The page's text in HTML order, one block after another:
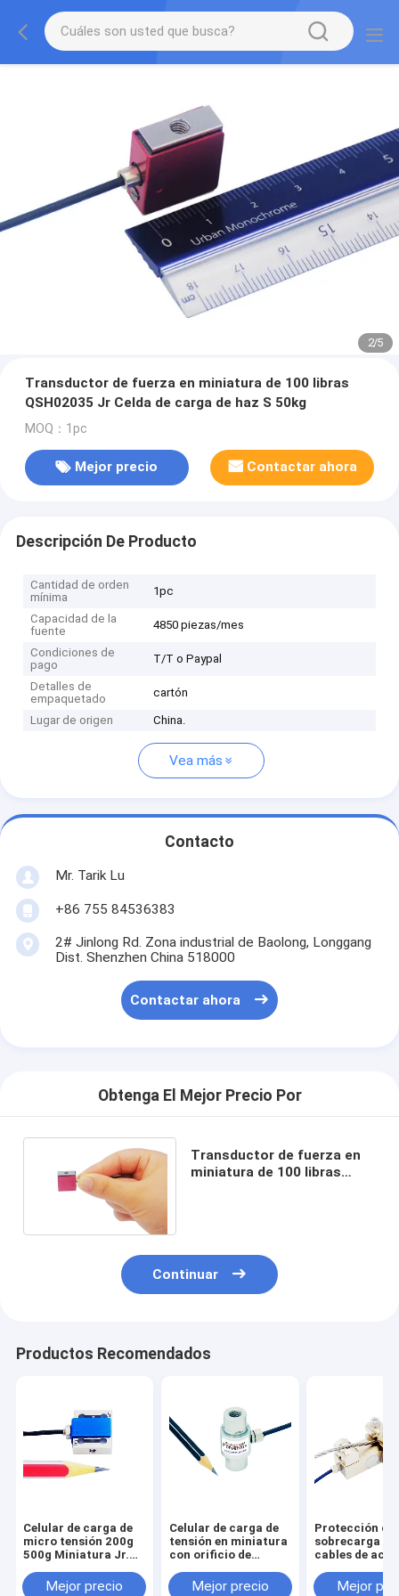
2/5
Transductor de fuerza en miniatura de 100 libras
QSH02035 Jr Celda de carga de haz S 50kg
MOQ：1pc
Mejor precio Contactar ahora
Descripción De Producto
Cantidad de orden
mínima
1pc
Capacidad de la
fuente
4850 piezas/mes
Condiciones de
pago
T/T o Paypal
Detalles de
empaquetado
cartón
Lugar de origen China.
Vea más
Contacto
Mr. Tarik Lu
+86 755 84536383
2# Jinlong Rd. Zona industrial de Baolong, Longgang
Dist. Shenzhen China 518000
Contactar ahora
Obtenga El Mejor Precio Por
Transductor de fuerza en
miniatura de 100 libras
Continuar
Productos Recomendados
Celular de carga de
micro tensión 200g
500g Miniatura Jr.
fuerza de haz S 5N
Mejor precio
Celular de carga de
tensión en miniatura
con orificio de
M10/M8/M6/M5/M4
Mejor precio
Protección
sobrecarga de
cables de
Sensor de
Mejor